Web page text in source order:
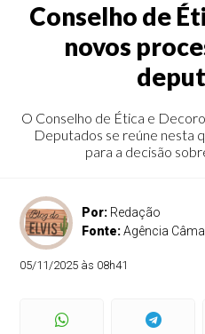
Conselho de
novos
O Conselho de Ética e
Deputados se reúne nesta
para a decisão
Por: Redação
Fonte:Agência
05/11/2025 às 08h41